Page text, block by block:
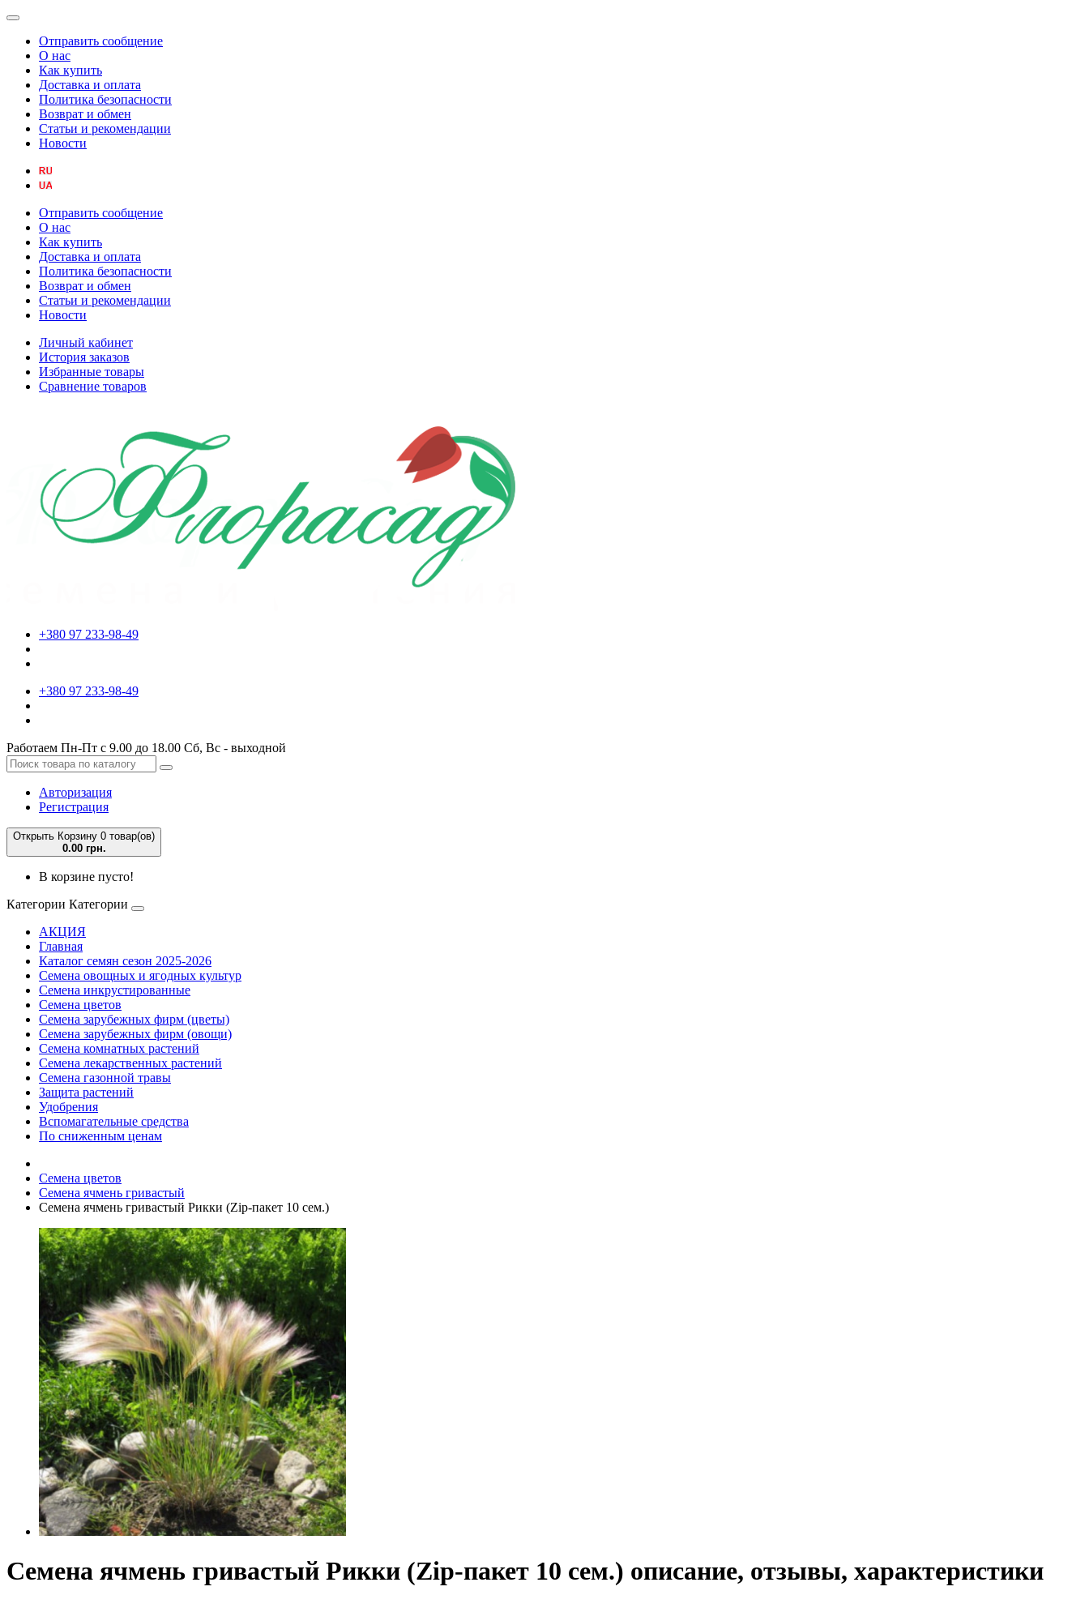
Отправить сообщение
О нас
Как купить
Доставка и оплата
Политика безопасности
Возврат и обмен
Статьи и рекомендации
Новости
Отправить сообщение
О нас
Как купить
Доставка и оплата
Политика безопасности
Возврат и обмен
Статьи и рекомендации
Новости
Личный кабинет
История заказов
Избранные товары
Сравнение товаров
+380 97 233-98-49
+380 97 233-98-49
Работаем Пн-Пт с 9.00 до 18.00 Сб, Вс - выходной
Авторизация
Регистрация
Открыть Корзину 0 товар(ов)
0.00 грн.
В корзине пусто!
Категории Категории
АКЦИЯ
Главная
Каталог семян сезон 2025-2026
Семена овощных и ягодных культур
Семена инкрустированные
Семена цветов
Семена зарубежных фирм (цветы)
Семена зарубежных фирм (овощи)
Семена комнатных растений
Семена лекарственных растений
Семена газонной травы
Защита растений
Удобрения
Вспомагательные средства
По сниженным ценам
Семена цветов
Семена ячмень гривастый
Семена ячмень гривастый Рикки (Zip-пакет 10 сем.)
Семена ячмень гривастый Рикки (Zip-пакет 10 сем.) описание, отзывы, характеристики